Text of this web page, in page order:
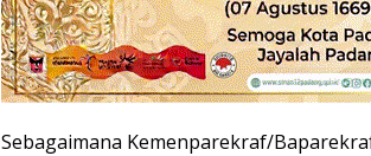
Sebagaimana Kemenparekraf/